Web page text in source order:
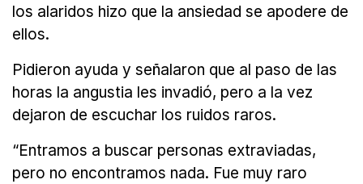
los alaridos hizo que la ansiedad se apodere de
ellos.
Pidieron ayuda y señalaron que al paso de las
horas la angustia les invadió, pero a la vez
dejaron de escuchar los ruidos raros.
“Entramos a buscar personas extraviadas,
pero no encontramos nada. Fue muy raro